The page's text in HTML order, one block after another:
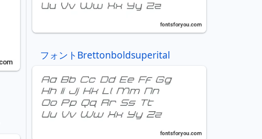
フォントBrettonboldsuperital